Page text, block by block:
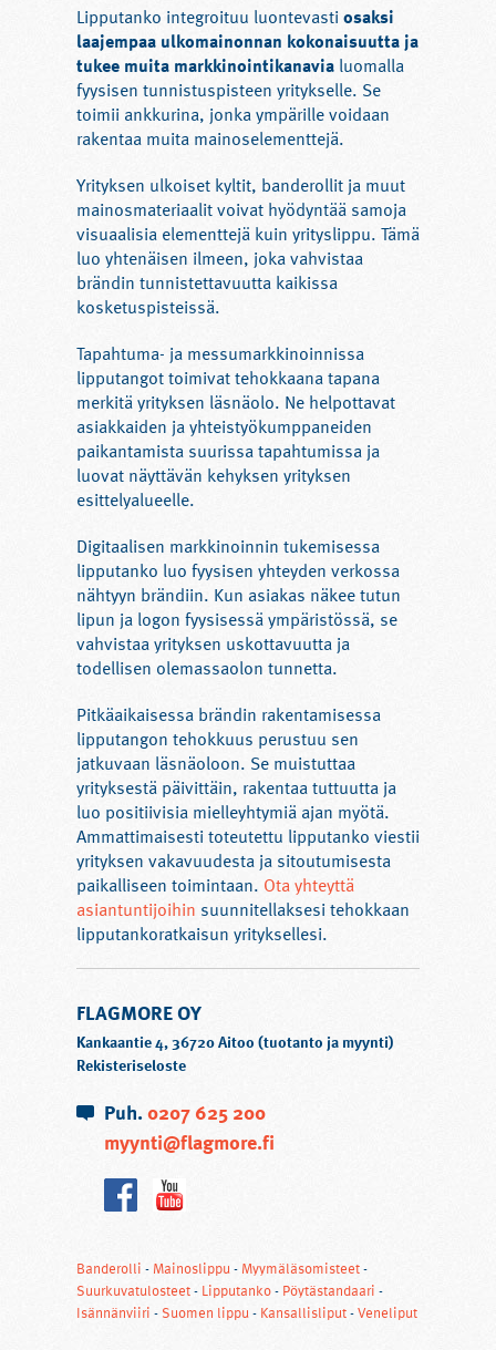
Lipputanko integroituu luontevasti osaksi
laajempaa ulkomainonnan kokonaisuutta ja
tukee muita markkinointikanavia luomalla
fyysisen tunnistuspisteen yritykselle. Se
toimii ankkurina, jonka ympärille voidaan
rakentaa muita mainoselementtejä.
Yrityksen ulkoiset kyltit, banderollit ja muut
mainosmateriaalit voivat hyödyntää samoja
visuaalisia elementtejä kuin yrityslippu. Tämä
luo yhtenäisen ilmeen, joka vahvistaa
brändin tunnistettavuutta kaikissa
kosketuspisteissä.
Tapahtuma- ja messumarkkinoinnissa
lipputangot toimivat tehokkaana tapana
merkitä yrityksen läsnäolo. Ne helpottavat
asiakkaiden ja yhteistyökumppaneiden
paikantamista suurissa tapahtumissa ja
luovat näyttävän kehyksen yrityksen
esittelyalueelle.
Digitaalisen markkinoinnin tukemisessa
lipputanko luo fyysisen yhteyden verkossa
nähtyyn brändiin. Kun asiakas näkee tutun
lipun ja logon fyysisessä ympäristössä, se
vahvistaa yrityksen uskottavuutta ja
todellisen olemassaolon tunnetta.
Pitkäaikaisessa brändin rakentamisessa
lipputangon tehokkuus perustuu sen
jatkuvaan läsnäoloon. Se muistuttaa
yrityksestä päivittäin, rakentaa tuttuutta ja
luo positiivisia mielleyhtymiä ajan myötä.
Ammattimaisesti toteutettu lipputanko viestii
yrityksen vakavuudesta ja sitoutumisesta
paikalliseen toimintaan. Ota yhteyttä
asiantuntijoihin suunnitellaksesi tehokkaan
lipputankoratkaisun yrityksellesi.
FLAGMORE OY
Kankaantie 4, 36720 Aitoo (tuotanto ja myynti)
Rekisteriseloste
Puh.0207 625 200
myynti@flagmore.fi
Banderolli - Mainoslippu- Myymäläsomisteet-
Suurkuvatulosteet- Lipputanko- Pöytästandaari -
Isännänviiri - Suomen lippu- Kansallisliput-Veneliput